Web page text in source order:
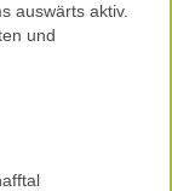
auswärts aktiv.
und